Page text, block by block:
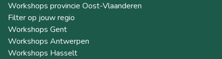
Workshops provincie Oost-Vlaanderen
Filter op jouw regio
Workshops Gent
Workshops Antwerpen
Workshops Hasselt